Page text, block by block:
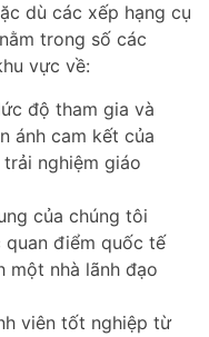
dù các xếp hạng cụ
trong số các
vực về:
độ tham gia và
ánh cam kết của
nghiệm giáo
của chúng tôi
điểm quốc tế
một nhà lãnh đạo
viên tốt nghiệp từ